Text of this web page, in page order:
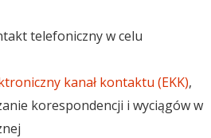
telefoniczny w celu
kanał kontaktu (EKK),
korespondencji i wyciągów w